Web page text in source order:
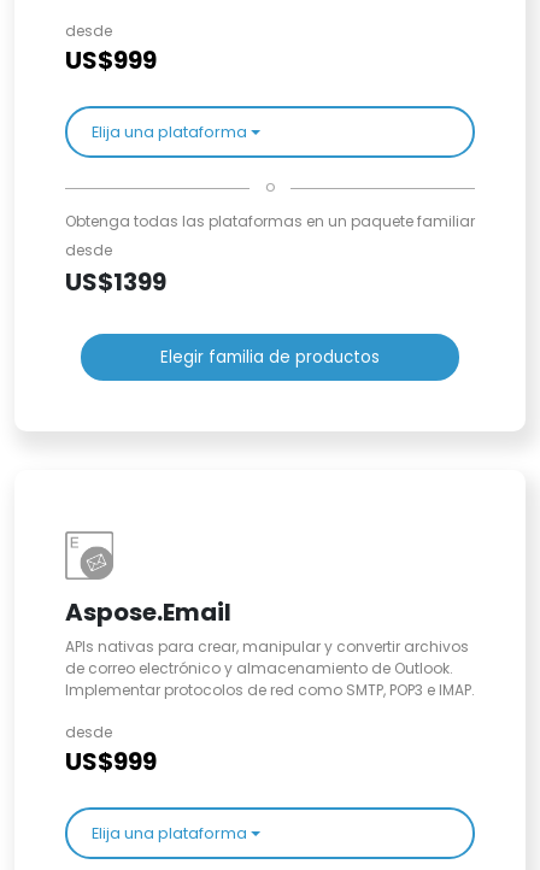
desde
US$999
Elija una plataforma
o
Obtenga todas las plataformas en un paquete familiar
desde
US$1399
Elegir familia de productos
Aspose.Email
APIs nativas para crear, manipular y convertir archivos
de correo electrónico y almacenamiento de Outlook.
Implementar protocolos de red como SMTP, POP3 e IMAP.
desde
US$999
Elija una plataforma